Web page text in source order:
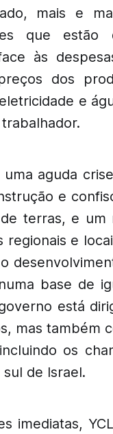
mais e
que estão
às
dos
e
aguda
e
terras, e
e
base de
está
mas também
os
de Israel.
imediatas,